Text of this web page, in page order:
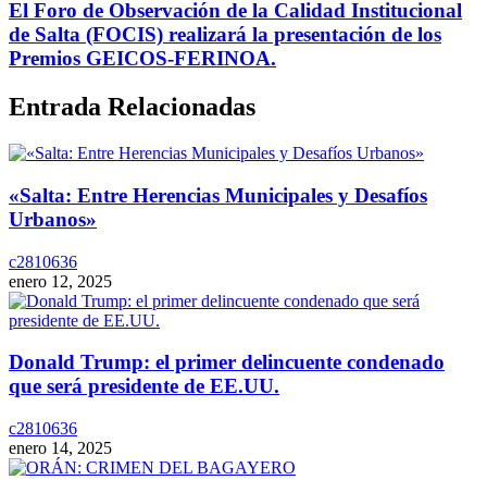
El Foro de Observación de la Calidad Institucional
de Salta (FOCIS) realizará la presentación de los
Premios GEICOS-FERINOA.
Entrada Relacionadas
«Salta: Entre Herencias Municipales y Desafíos
Urbanos»
c2810636
enero 12, 2025
Donald Trump: el primer delincuente condenado
que será presidente de EE.UU.
c2810636
enero 14, 2025